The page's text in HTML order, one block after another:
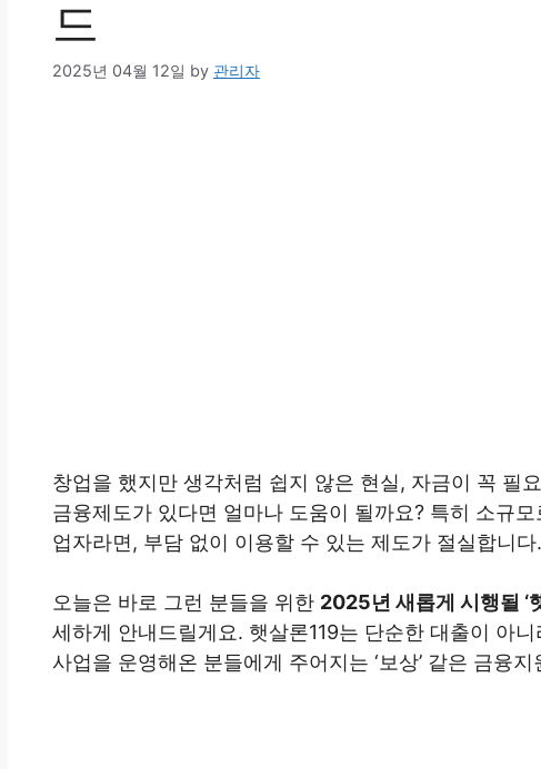
드
2025년 04월 12일 by 관리자
창업을 했지만 생각처럼 쉽지 않은 현실, 자금이 꼭 필
금융제도가 있다면 얼마나 도움이 될까요? 특히 소규
업자라면, 부담 없이 이용할 수 있는 제도가 절실합니다.
오늘은 바로 그런 분들을 위한 2025년 새롭게 시행될 ‘
세하게 안내드릴게요. 햇살론119는 단순한 대출이 아
사업을 운영해온 분들에게 주어지는 ‘보상’ 같은 금융지